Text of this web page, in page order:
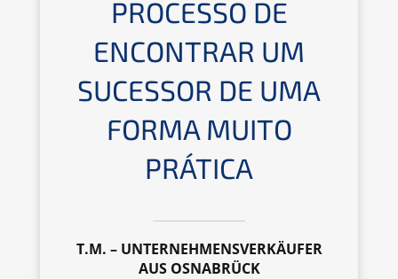
PROCESSO DE
ENCONTRAR UM
SUCESSOR DE UMA
FORMA MUITO
PRÁTICA
T.M. – UNTERNEHMENSVERKÄUFER
AUS OSNABRÜCK